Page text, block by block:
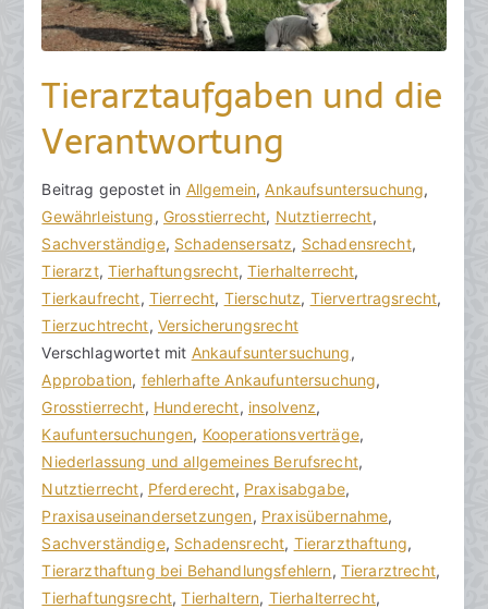
Tierarztaufgaben und die
Verantwortung
V
o
n
h
o
r
a
k
R
e
c
h
t
s
a
n
B
e
i
t
r
a
g
v
e
r
ö
f
f
e
n
t
Beitrag gepostet in Allgemein, Ankaufsuntersuchung,
Gewährleistung, Grosstierrecht, Nutztierrecht,
Sachverständige, Schadensersatz, Schadensrecht,
Tierarzt,Tierhaftungsrecht,Tierhalterrecht,
Tierkaufrecht, Tierrecht, Tierschutz, Tiervertragsrecht,
Tierzuchtrecht, Versicherungsrecht
Verschlagwortet mit Ankaufsuntersuchung,
Approbation, fehlerhafte Ankaufuntersuchung,
Grosstierrecht, Hunderecht, insolvenz,
Kaufuntersuchungen, Kooperationsverträge,
Niederlassung und allgemeines Berufsrecht,
Nutztierrecht, Pferderecht, Praxisabgabe,
Praxisauseinandersetzungen, Praxisübernahme,
Sachverständige, Schadensrecht, Tierarzthaftung,
Tierarzthaftung bei Behandlungsfehlern, Tierarztrecht,
Tierhaftungsrecht,Tierhaltern, Tierhalterrecht,
K
e
i
n
e
K
o
m
m
e
n
t
a
r
e
zu